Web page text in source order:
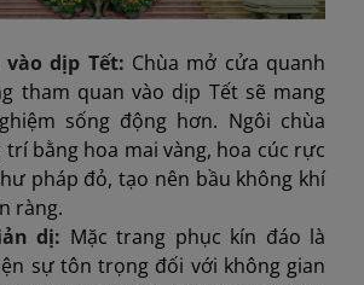
dịp Tết: Chùa mở cửa quanh
tham quan vào dịp Tết sẽ mang
sống động hơn. Ngôi chùa
bằng hoa mai vàng, hoa cúc rực
pháp đỏ, tạo nên bầu không khí
ràng.
dị: Mặc trang phục kín đáo là
sự tôn trọng đối với không gian